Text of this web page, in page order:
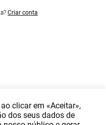
Criar conta
clicar em «Aceitar»,
dos seus dados de